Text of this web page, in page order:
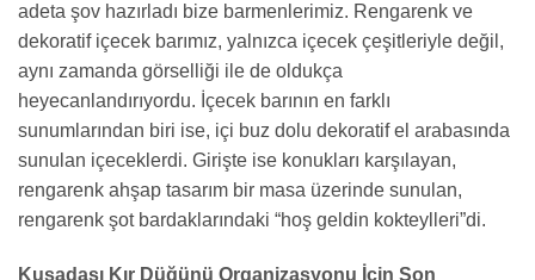
adeta şov hazırladı bize barmenlerimiz. Rengarenk ve
dekoratif içecek barımız, yalnızca içecek çeşitleriyle değil,
aynı zamanda görselliği ile de oldukça
heyecanlandırıyordu. İçecek barının en farklı
sunumlarından biri ise, içi buz dolu dekoratif el arabasında
sunulan içeceklerdi. Girişte ise konukları karşılayan,
rengarenk ahşap tasarım bir masa üzerinde sunulan,
rengarenk şot bardaklarındaki “hoş geldin kokteylleri”di.
Kuşadası Kır Düğünü Organizasyonu İçin Son